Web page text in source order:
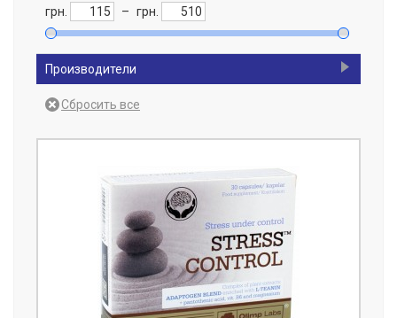
грн. – грн.
Производители
Best Joy
NOW Foods
Olimp Sport Nutrition
Puritans Pride
Stark Pharm
USP Labs